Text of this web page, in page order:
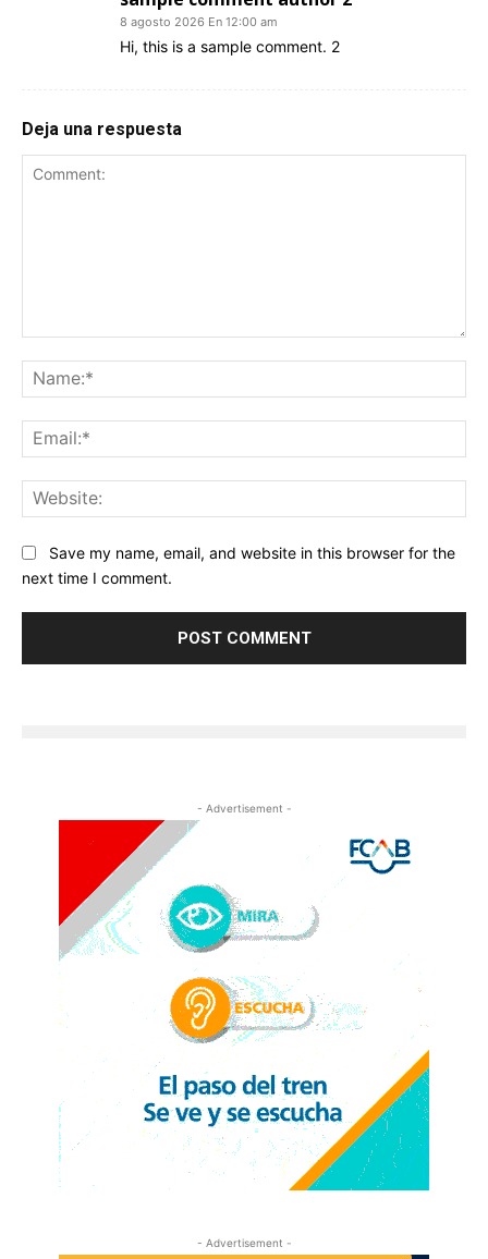
8 agosto 2026 En 12:00 am
Hi, this is a sample comment. 2
Deja una respuesta
Save my name, email, and website in this browser for the
next time I comment.
- Advertisement -
- Advertisement -